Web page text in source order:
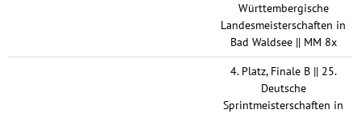
Württembergische
Landesmeisterschaften in
Bad Waldsee || MM 8x
4. Platz, Finale B || 25.
Deutsche
Sprintmeisterschaften in